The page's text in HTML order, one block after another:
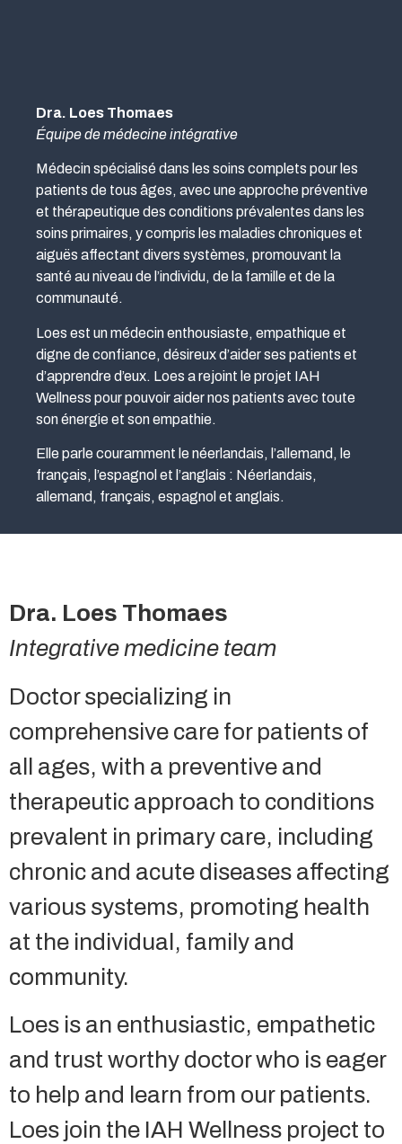
Dra. Loes Thomaes
Équipe de médecine intégrative
Médecin spécialisé dans les soins complets pour les
patients de tous âges, avec une approche préventive
et thérapeutique des conditions prévalentes dans les
soins primaires, y compris les maladies chroniques et
aiguës affectant divers systèmes, promouvant la
santé au niveau de l’individu, de la famille et de la
communauté.
Loes est un médecin enthousiaste, empathique et
digne de confiance, désireux d’aider ses patients et
d’apprendre d’eux. Loes a rejoint le projet IAH
Wellness pour pouvoir aider nos patients avec toute
son énergie et son empathie.
Elle parle couramment le néerlandais, l’allemand, le
français, l’espagnol et l’anglais : Néerlandais,
allemand, français, espagnol et anglais.
Dra. Loes Thomaes
Integrative medicine team
Doctor specializing in
comprehensive care for patients of
all ages, with a preventive and
therapeutic approach to conditions
prevalent in primary care, including
chronic and acute diseases affecting
various systems, promoting health
at the individual, family and
community.
Loes is an enthusiastic, empathetic
and trust worthy doctor who is eager
to help and learn from our patients.
Loes join the IAH Wellness project to